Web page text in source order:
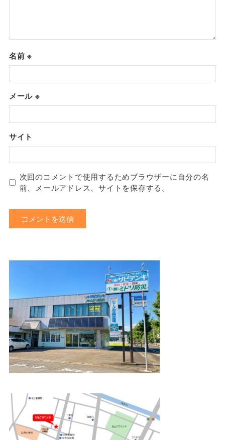
名前※
メール ※
サイト
次回のコメントで使用するためブラウザーに自分の名
前、メールアドレス、サイトを保存する。